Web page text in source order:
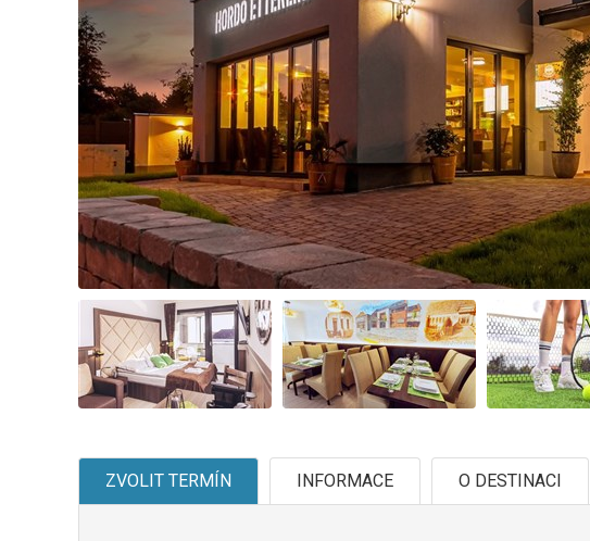
ZVOLIT TERMÍN INFORMACE O DESTINACI